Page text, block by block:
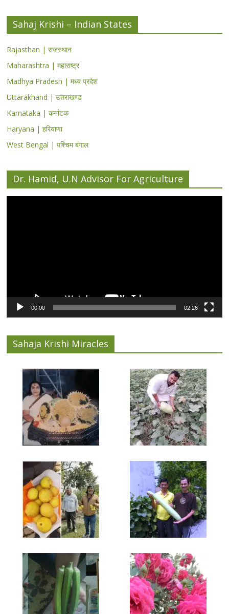
Sahaj Krishi – Indian States
Rajasthan | राजस्थान
Maharashtra | महाराष्ट्र
Madhya Pradesh | मध्य प्रदेश
Uttarakhand | उत्तराखण्ड
Karnataka | कर्नाटक
Haryana | हरियाणा
West Bengal | पश्चिम बंगाल
Dr. Hamid, U.N Advisor For Agriculture
00:00 02:26
Sahaja Krishi Miracles